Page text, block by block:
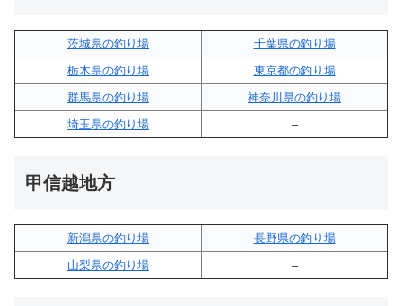
茨城県の釣り場
千葉県の釣り場
栃木県の釣り場
東京都の釣り場
群馬県の釣り場
神奈川県の釣り場
埼玉県の釣り場
–
甲信越地方
新潟県の釣り場
長野県の釣り場
山梨県の釣り場
–